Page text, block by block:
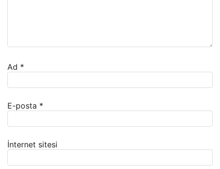
Ad *
E-posta *
İnternet sitesi